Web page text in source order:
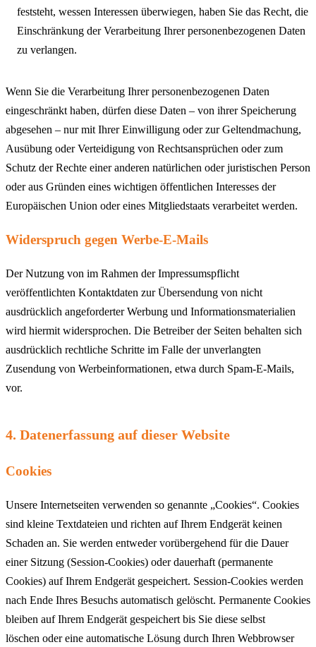
feststeht, wessen Interessen überwiegen, haben Sie das Recht, die
Einschränkung der Verarbeitung Ihrer personenbezogenen Daten
zu verlangen.
Wenn Sie die Verarbeitung Ihrer personenbezogenen Daten
eingeschränkt haben, dürfen diese Daten – von ihrer Speicherung
abgesehen – nur mit Ihrer Einwilligung oder zur Geltendmachung,
Ausübung oder Verteidigung von Rechtsansprüchen oder zum
Schutz der Rechte einer anderen natürlichen oder juristischen Person
oder aus Gründen eines wichtigen öffentlichen Interesses der
Europäischen Union oder eines Mitgliedstaats verarbeitet werden.
Widerspruch gegen Werbe-E-Mails
Der Nutzung von im Rahmen der Impressumspflicht
veröffentlichten Kontaktdaten zur Übersendung von nicht
ausdrücklich angeforderter Werbung und Informationsmaterialien
wird hiermit widersprochen. Die Betreiber der Seiten behalten sich
ausdrücklich rechtliche Schritte im Falle der unverlangten
Zusendung von Werbeinformationen, etwa durch Spam-E-Mails,
vor.
4. Datenerfassung auf dieser Website
Cookies
Unsere Internetseiten verwenden so genannte „Cookies“. Cookies
sind kleine Textdateien und richten auf Ihrem Endgerät keinen
Schaden an. Sie werden entweder vorübergehend für die Dauer
einer Sitzung (Session-Cookies) oder dauerhaft (permanente
Cookies) auf Ihrem Endgerät gespeichert. Session-Cookies werden
nach Ende Ihres Besuchs automatisch gelöscht. Permanente Cookies
bleiben auf Ihrem Endgerät gespeichert bis Sie diese selbst
löschen oder eine automatische Lösung durch Ihren Webbrowser